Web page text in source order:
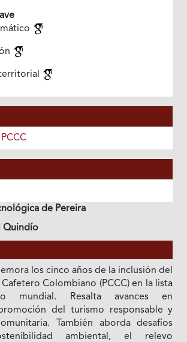
de Pereira
Quindío
los cinco años de la inclusión del
Cafetero Colombiano (PCCC) en la lista
mundial. Resalta avances en
del turismo responsable y
También aborda desafíos
ambiental, el relevo